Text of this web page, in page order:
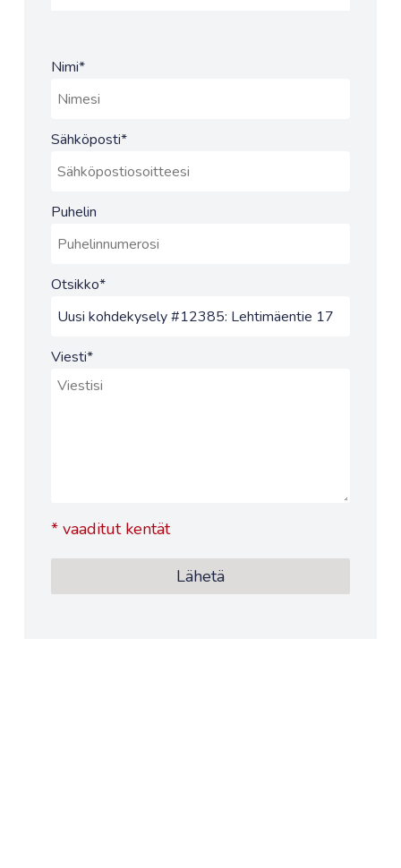
Nimi*
Sähköposti*
Puhelin
Otsikko*
Viesti*
*vaaditut kentät